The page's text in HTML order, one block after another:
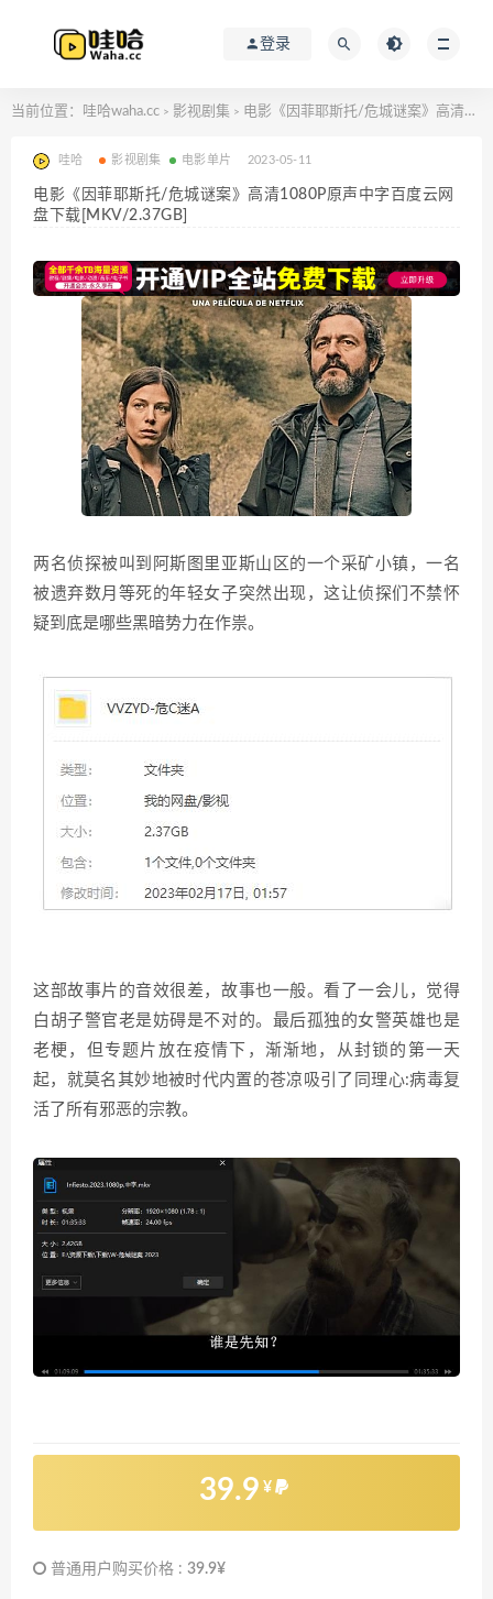
登录
当前位置： 哇哈waha.cc > 影视剧集 > 电影《因菲耶斯托/危城谜案》高清1080P原声中字百度云网盘下载[MKV/2.37GB]
哇哈 影视剧集 电影单片 2023-05-11
电影《因菲耶斯托/危城谜案》高清1080P原声中字百度云网
盘下载[MKV/2.37GB]
两名侦探被叫到阿斯图里亚斯山区的一个采矿小镇，一名
被遗弃数月等死的年轻女子突然出现，这让侦探们不禁怀
疑到底是哪些黑暗势力在作祟。
这部故事片的音效很差，故事也一般。看了一会儿，觉得
白胡子警官老是妨碍是不对的。最后孤独的女警英雄也是
老梗，但专题片放在疫情下，渐渐地，从封锁的第一天
起，就莫名其妙地被时代内置的苍凉吸引了同理心:病毒复
活了所有邪恶的宗教。
39.9 ¥
普通用户购买价格 : 39.9¥